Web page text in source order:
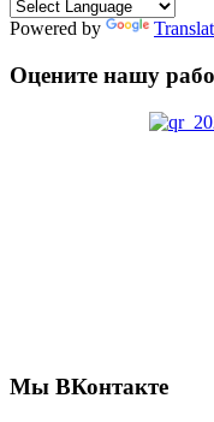
Powered by
Оцените нашу
Мы ВКонтакте